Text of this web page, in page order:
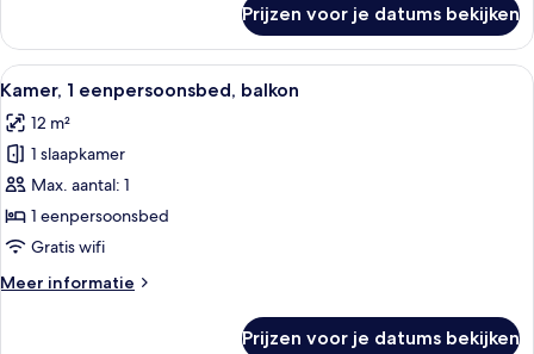
2
eenpersoonsbedden,
balkon
Prijzen voor je datums bekijken
Alle
foto's
voor
Kamer,
1
eenpersoonsbed,
balkon
Een moderne hotelkamer met een
6
Kamer, 1 eenpersoonsbed, balkon
12 m²
1 slaapkamer
Max. aantal: 1
1 eenpersoonsbed
Gratis wifi
Meer informatie
Meer
Prijzen voor je datums bekijken